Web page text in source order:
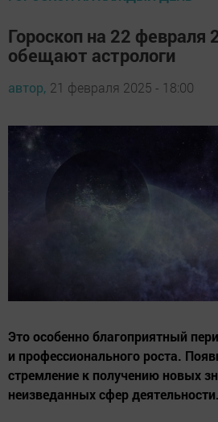
Гороскоп на 22 февраля
обещают астрологи
автор, 21 февраля 2025 - 18:00
Это особенно благоприятный
и профессионального роста.
стремление к получению новых
неизведанных сфер деятельности.